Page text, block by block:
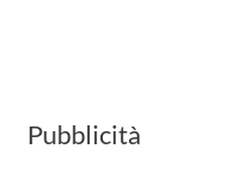
Pubblicità